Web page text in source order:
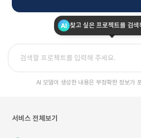
찾고 싶은 프로젝트를 검색
AI 모델이 생성한 내용은 부정확한 정보가
서비스 전체보기